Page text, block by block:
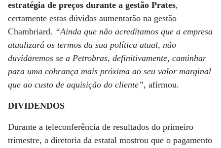
estratégia de preços durante a gestão Prates,
certamente estas dúvidas aumentarão na gestão
Chambriard. “Ainda que não acreditamos que a empresa
atualizará os termos da sua política atual, não
duvidaremos se a Petrobras, definitivamente, caminhar
para uma cobrança mais próxima ao seu valor marginal
que ao custo de aquisição do cliente”, afirmou.
DIVIDENDOS
Durante a teleconferência de resultados do primeiro
trimestre, a diretoria da estatal mostrou que o pagamento